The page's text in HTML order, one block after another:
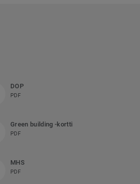
DOP
PDF
Green building -kortti
PDF
MHS
PDF